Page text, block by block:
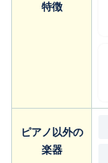
特徴
ピアノ以外の
楽器